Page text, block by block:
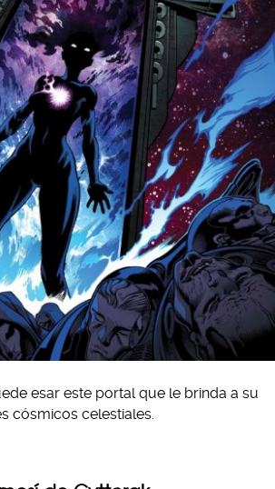
esar este portal que le brinda a su
cósmicos celestiales.